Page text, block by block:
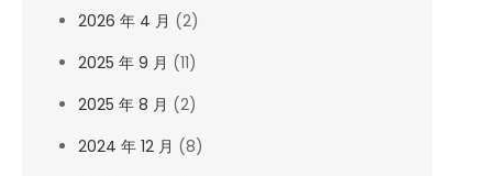
2026 年 4 月 (2)
2025 年 9 月 (11)
2025 年 8 月 (2)
2024 年 12 月 (8)